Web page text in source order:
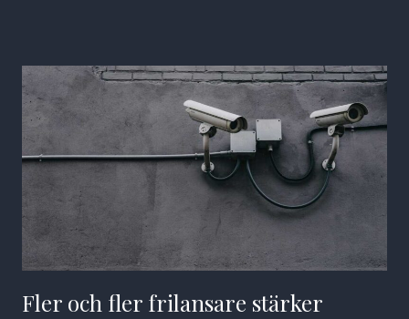
Fler och fler frilansare stärker